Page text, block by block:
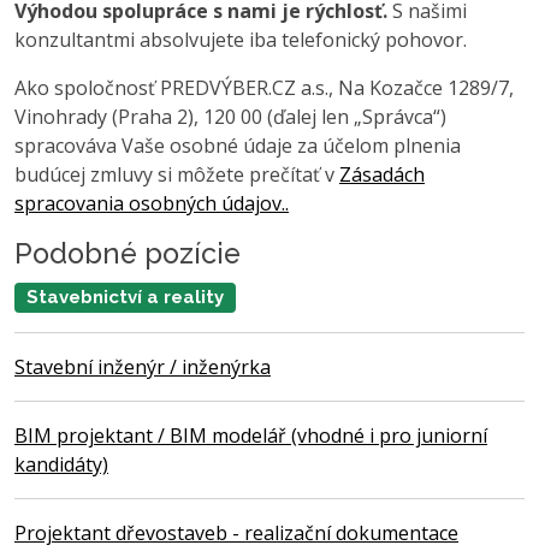
Výhodou spolupráce s nami je rýchlosť.S našimi
konzultantmi absolvujete iba telefonický pohovor.
Ako spoločnosť PREDVÝBER.CZ a.s., Na Kozačce 1289/7,
Vinohrady (Praha 2), 120 00 (ďalej len „Správca“)
spracováva Vaše osobné údaje za účelom plnenia
budúcej zmluvy si môžete prečítať v Zásadách
spracovania osobných údajov..
Podobné pozície
Stavebnictví a reality
Stavební inženýr / inženýrka
BIM projektant / BIM modelář (vhodné i pro juniorní
kandidáty)
Projektant dřevostaveb - realizační dokumentace